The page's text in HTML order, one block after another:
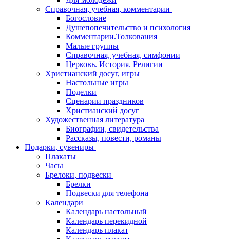
Справочная, учебная, комментарии
Богословие
Душепопечительство и психология
Комментарии.Толкования
Малые группы
Справочная, учебная, симфонии
Церковь. История. Религии
Христианский досуг, игры
Настольные игры
Поделки
Сценарии праздников
Христианский досуг
Художественная литература
Биографии, свидетельства
Рассказы, повести, романы
Подарки, сувениры
Плакаты
Часы
Брелоки, подвески
Брелки
Подвески для телефона
Календари
Календарь настольный
Календарь перекидной
Календарь плакат